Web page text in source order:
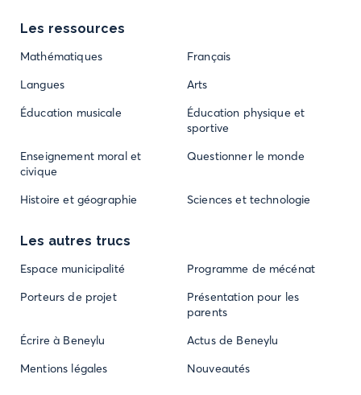
Les ressources
Mathématiques
Français
Langues
Arts
Éducation musicale
Éducation physique et
sportive
Enseignement moral et
civique
Questionner le monde
Histoire et géographie Sciences et technologie
Les autres trucs
Espace municipalité
Programme de mécénat
Porteurs de projet
Présentation pour les
parents
Écrire à Beneylu
Actus de Beneylu
Mentions légales
Nouveautés